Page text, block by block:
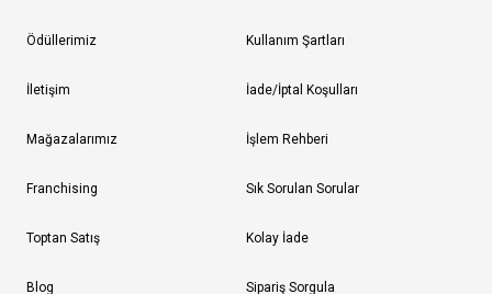
Ödüllerimiz
İletişim
Mağazalarımız
Franchising
Toptan Satış
Blog
Kullanım Şartları
İade/İptal Koşulları
İşlem Rehberi
Sık Sorulan Sorular
Kolay İade
Sipariş Sorgula